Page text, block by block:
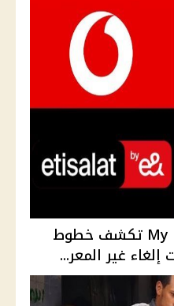
خدمة أرقامي عبر My NTRA تكشف خطوط
غير المعر...